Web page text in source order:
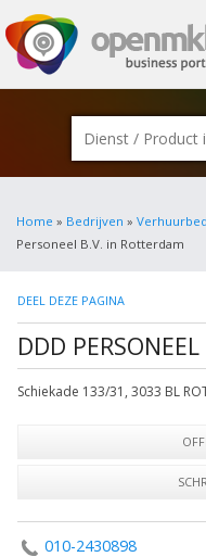
Home » Bedrijven »
Personeel B.V. in Rotterdam
DEEL DEZE PAGINA
DDD
Schiekade 133/31 , 3033 BL
010-2430898